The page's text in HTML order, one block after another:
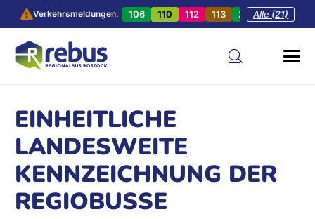
Verkehrsmeldungen: 106 110 112 113 201 202
Alle (21)
EINHEITLICHE
LANDESWEITE
KENNZEICHNUNG DER
REGIOBUSSE